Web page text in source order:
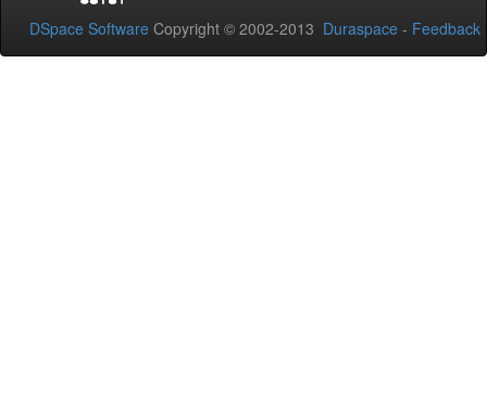
DSpace Software Copyright © 2002-2013 Duraspace - Feedback